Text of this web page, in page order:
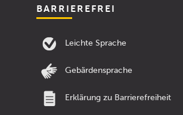
BARRIEREFREI
Leichte Sprache
Gebärdensprache
Erklärung zu Barrierefreiheit